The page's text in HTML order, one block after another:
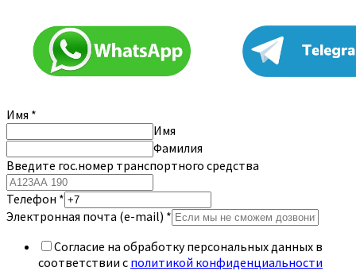
Имя *
Имя
Фамилия
Введите гос.номер транспортного средства
Телефон *
Электронная почта (e-mail) *
Согласие на обработку персональных данных в
соответствии с политикой конфиденциальности